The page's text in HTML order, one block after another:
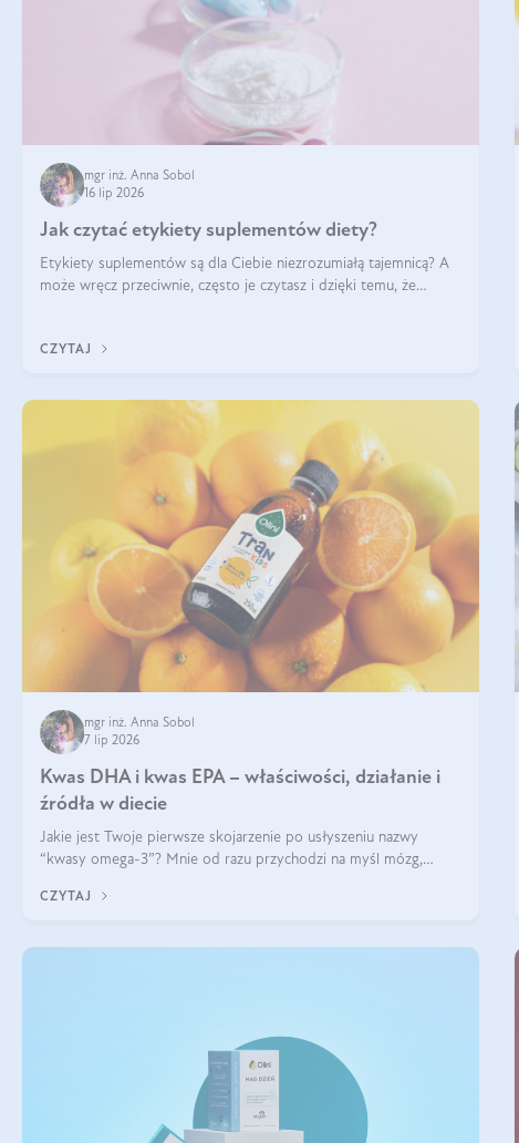
mgr inż. Anna Sobol
16 lip 2026
Jak czytać etykiety suplementów diety?
Etykiety suplementów są dla Ciebie niezrozumiałą tajemnicą? A
może wręcz przeciwnie, często je czytasz i dzięki temu, że
CZYTAJ
mgr inż. Anna Sobol
7 lip 2026
Kwas DHA i kwas EPA – właściwości, działanie i
źródła w diecie
Jakie jest Twoje pierwsze skojarzenie po usłyszeniu nazwy
“kwasy omega-3”? Mnie od razu przychodzi na myśl mózg,
skupimy się głównie na dwóch kwasach z tej rodziny: DHA oraz
CZYTAJ